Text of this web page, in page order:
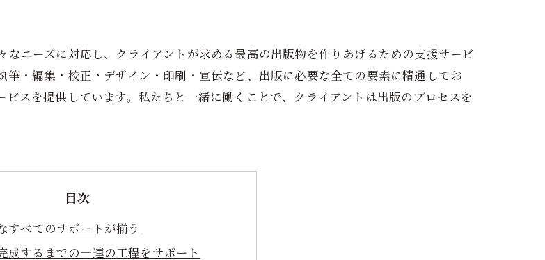
ニーズに対応し、クライアントが求める最高の出版物を作りあげるための支援サービ
・編集・校正・デザイン・印刷・宣伝など、出版に必要な全ての要素に精通してお
スを提供しています。私たちと一緒に働くことで、クライアントは出版のプロセスを
目次
すべてのサポートが揃う
成するまでの一連の工程をサポート